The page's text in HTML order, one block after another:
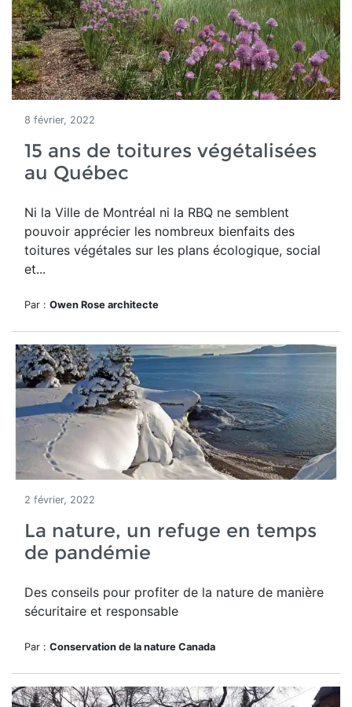
8 février, 2022
15 ans de toitures végétalisées
au Québec
Ni la Ville de Montréal ni la RBQ ne semblent
pouvoir apprécier les nombreux bienfaits des
toitures végétales sur les plans écologique, social
et...
Par : Owen Rose architecte
2 février, 2022
La nature, un refuge en temps
de pandémie
Des conseils pour profiter de la nature de manière
sécuritaire et responsable
Par : Conservation de la nature Canada